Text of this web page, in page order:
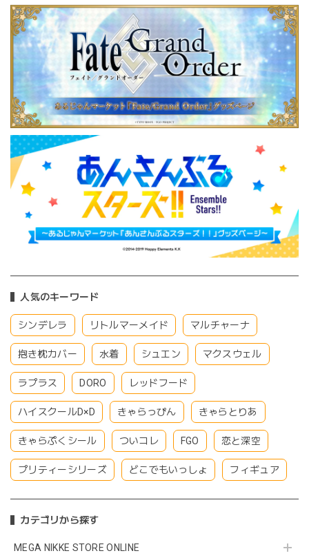
人気のキーワード
シンデレラ リトルマーメイド マルチャーナ
抱き枕カバー 水着 シュエン マクスウェル
ラプラス DORO レッドフード
ハイスクールD×D きゃらっぴん きゃらとりあ
きゃらぷくシール ついコレ FGO 恋と深空
プリティーシリーズ どこでもいっしょ フィギュア
カテゴリから探す
MEGA NIKKE STORE ONLINE